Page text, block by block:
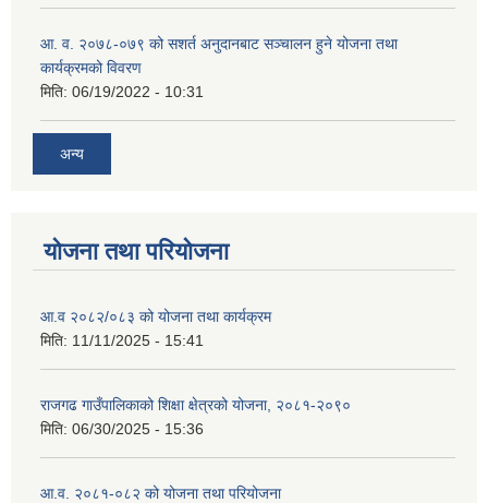
आ. व. २०७८-०७९ को सशर्त अनुदानबाट सञ्चालन हुने योजना तथा
कार्यक्रमको विवरण
मिति: 06/19/2022 - 10:31
अन्य
योजना तथा परियोजना
आ.व २०८२/०८३ को योजना तथा कार्यक्रम
मिति: 11/11/2025 - 15:41
राजगढ गाउँपालिकाको शिक्षा क्षेत्रको योजना, २०८१-२०९०
मिति: 06/30/2025 - 15:36
आ.व. २०८१-०८२ को योजना तथा परियोजना